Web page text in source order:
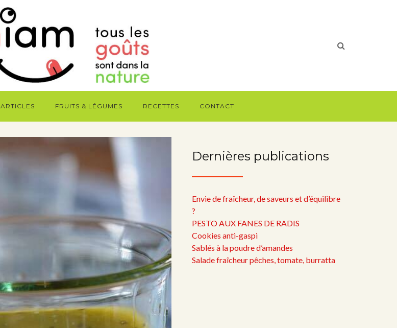
ARTICLES FRUITS & LÉGUMES RECETTES CONTACT
Dernières publications
Envie de fraîcheur, de saveurs et d’équilibre
?
PESTO AUX FANES DE RADIS
Cookies anti-gaspi
Sablés à la poudre d’amandes
Salade fraîcheur pêches, tomate, burratta